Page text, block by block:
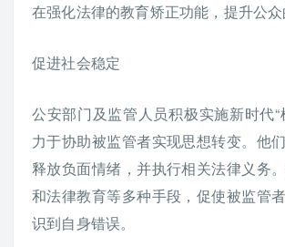
在强化法律的教育矫正功能，提升公众
促进社会稳定
公安部门及监管人员积极实施新时代“
力于协助被监管者实现思想转变。他
释放负面情绪，并执行相关法律义务
和法律教育等多种手段，促使被监管
识到自身错误。